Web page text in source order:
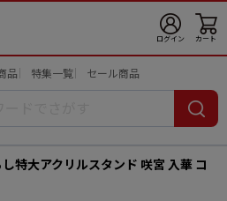
ログイン カート
品 特集一覧 セール商品
特大アクリルスタンド 咲宮 入華 コ